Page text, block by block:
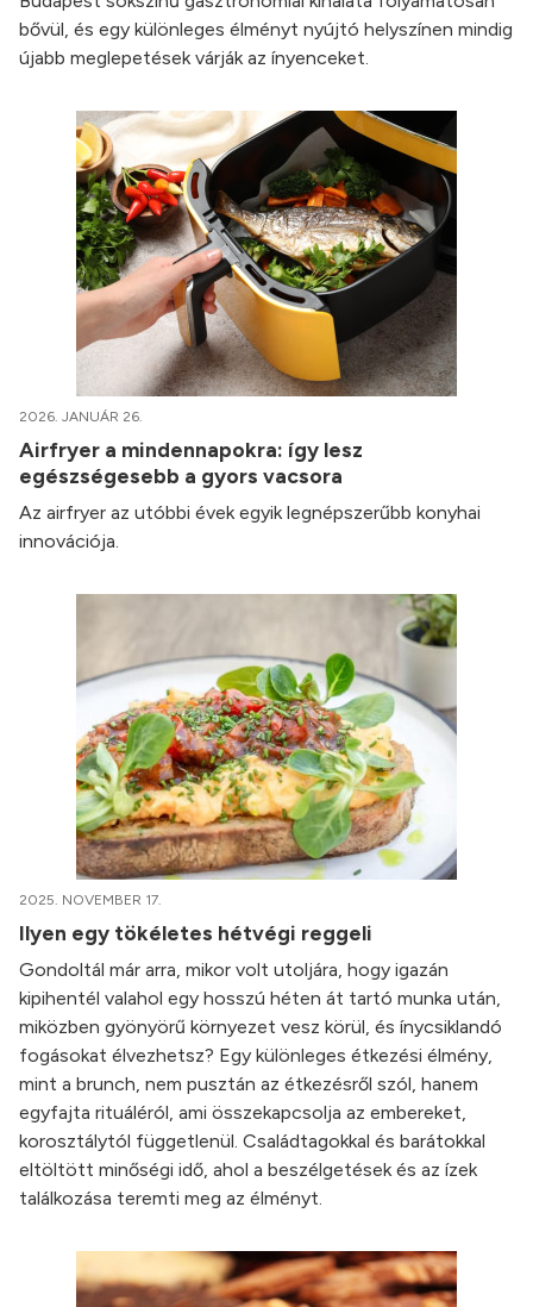
bővül, és egy különleges élményt nyújtó helyszínen mindig
újabb meglepetések várják az ínyenceket.
2026. JANUÁR 26.
Airfryer a mindennapokra: így lesz
egészségesebb a gyors vacsora
Az airfryer az utóbbi évek egyik legnépszerűbb konyhai
innovációja.
2025. NOVEMBER 17.
Ilyen egy tökéletes hétvégi reggeli
Gondoltál már arra, mikor volt utoljára, hogy igazán
kipihentél valahol egy hosszú héten át tartó munka után,
miközben gyönyörű környezet vesz körül, és ínycsiklandó
fogásokat élvezhetsz? Egy különleges étkezési élmény,
mint a brunch, nem pusztán az étkezésről szól, hanem
egyfajta rituáléról, ami összekapcsolja az embereket,
korosztálytól függetlenül. Családtagokkal és barátokkal
eltöltött minőségi idő, ahol a beszélgetések és az ízek
találkozása teremti meg az élményt.